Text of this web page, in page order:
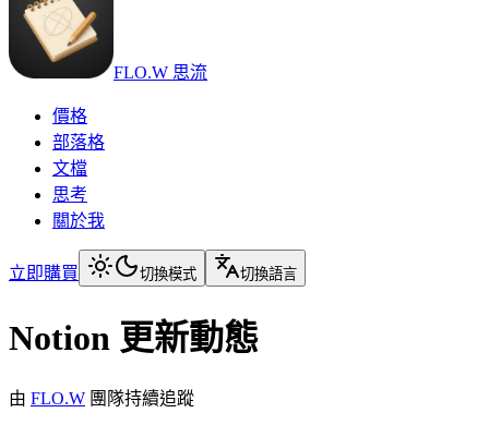
FLO.W 思流
價格
部落格
文檔
思考
關於我
立即購買 切換模式 切換語言
Notion 更新動態
由 FLO.W 團隊持續追蹤